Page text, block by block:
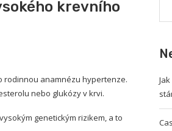
krevního
rodinnou anamnézu hypertenze.
nebo glukózy v krvi.
genetickým rizikem, a to